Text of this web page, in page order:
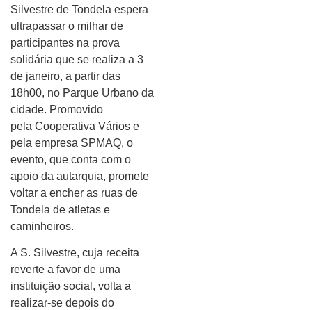
Silvestre de Tondela espera
ultrapassar o milhar de
participantes na prova
solidária que se realiza a 3
de janeiro, a partir das
18h00, no Parque Urbano da
cidade. Promovido
pela Cooperativa Vários e
pela empresa SPMAQ, o
evento, que conta com o
apoio da autarquia, promete
voltar a encher as ruas de
Tondela de atletas e
caminheiros.
A S. Silvestre, cuja receita
reverte a favor de uma
instituição social, volta a
realizar-se depois do